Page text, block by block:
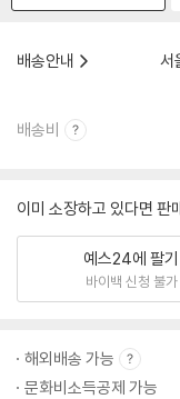
배송안내
서
배송비
이미 소장하고 있다면 판
예스24에 팔기
바이백 신청 불가
해외배송 가능
문화비소득공제 가능